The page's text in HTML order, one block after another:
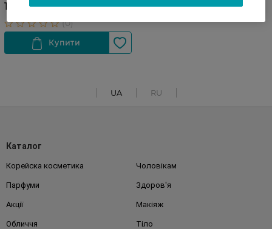
159,99 ГРН
UA RU
Каталог
Корейска косметика Чоловікам
Парфуми Здоров'я
Акції Макіяж
Обличчя Тіло